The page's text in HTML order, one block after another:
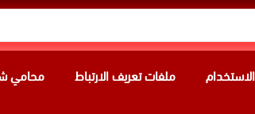
ملفات تعريف الارتباط محامي